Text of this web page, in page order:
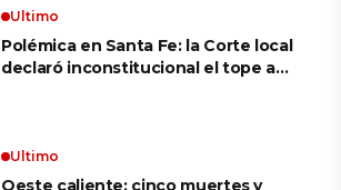
puedo’ no existen en mi vocabulario»
Ultimo
Polémica en Santa Fe: la Corte local
declaró inconstitucional el tope a
Ultimo
Oeste caliente: cinco muertes y